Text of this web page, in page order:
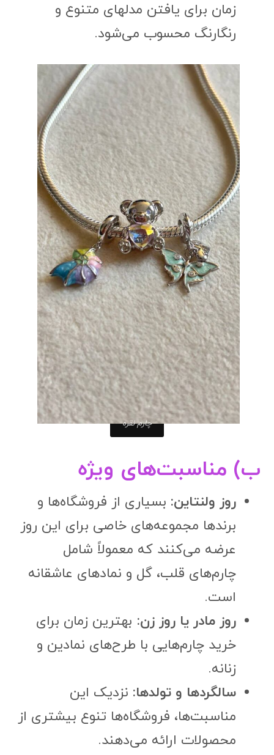
زمان برای یافتن مدلهای متنوع و
رنگارنگ محسوب می‌شود.
چارم نقره
ب) مناسبت‌های ویژه
روز ولنتاین: بسیاری از فروشگاه‌ها و
برندها مجموعه‌های خاصی برای این روز
عرضه می‌کنند که معمولاً شامل
چارم‌های قلب، گل و نمادهای عاشقانه
است.
روز مادر یا روز زن: بهترین زمان برای
خرید چارم‌هایی با طرح‌های نمادین و
زنانه.
سالگردها و تولدها: نزدیک این
مناسبت‌ها، فروشگاه‌ها تنوع بیشتری از
محصولات ارائه می‌دهند.